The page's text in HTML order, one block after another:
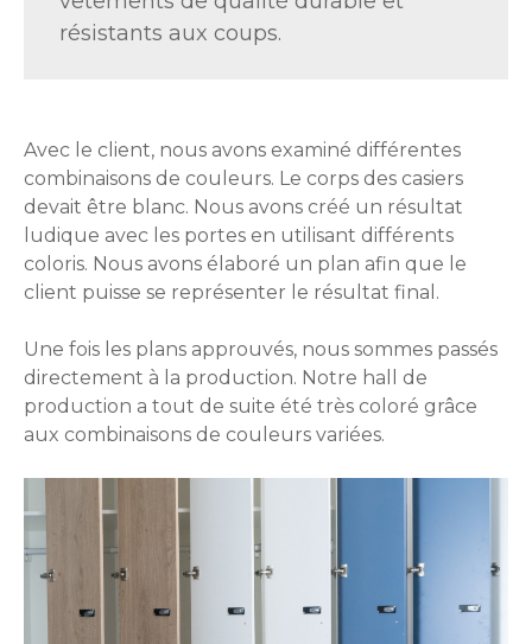
résistants aux coups.
Avec le client, nous avons examiné différentes
combinaisons de couleurs. Le corps des casiers
devait être blanc. Nous avons créé un résultat
ludique avec les portes en utilisant différents
coloris. Nous avons élaboré un plan afin que le
client puisse se représenter le résultat final.
Une fois les plans approuvés, nous sommes passés
directement à la production. Notre hall de
production a tout de suite été très coloré grâce
aux combinaisons de couleurs variées.